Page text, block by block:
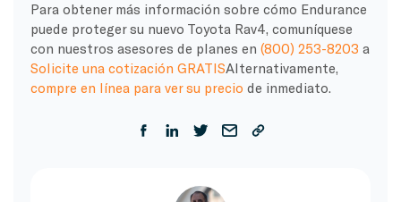
Para obtener más información sobre cómo Endurance
puede proteger su nuevo Toyota Rav4, comuníquese
con nuestros asesores de planes en (800) 253-8203 a
Solicite una cotización GRATISAlternativamente,
compre en línea para ver su precio de inmediato.